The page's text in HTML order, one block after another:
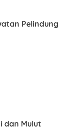
Pelindung
dan Mulut